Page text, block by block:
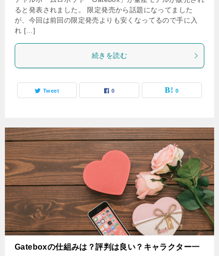
ると発表されました。 限定発売から話題になってました
が、今回は前回の限定発売よりも安くなってるので手に入
れ […]
続きを読む
Tweet 0 0
Gateboxの仕組みは？評判は良い？キャラクター一